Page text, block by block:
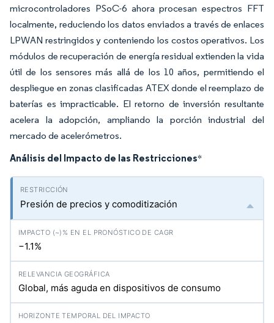
microcontroladores PSoC-6 ahora procesan espectros FFT
localmente, reduciendo los datos enviados a través de enlaces
LPWAN restringidos y conteniendo los costos operativos. Los
módulos de recuperación de energía residual extienden la vida
útil de los sensores más allá de los 10 años, permitiendo el
despliegue en zonas clasificadas ATEX donde el reemplazo de
baterías es impracticable. El retorno de inversión resultante
acelera la adopción, ampliando la porción industrial del
mercado de acelerómetros.
Análisis del Impacto de las Restricciones*
Presión de precios y comoditización
−1.1%
Global, más aguda en dispositivos de consumo